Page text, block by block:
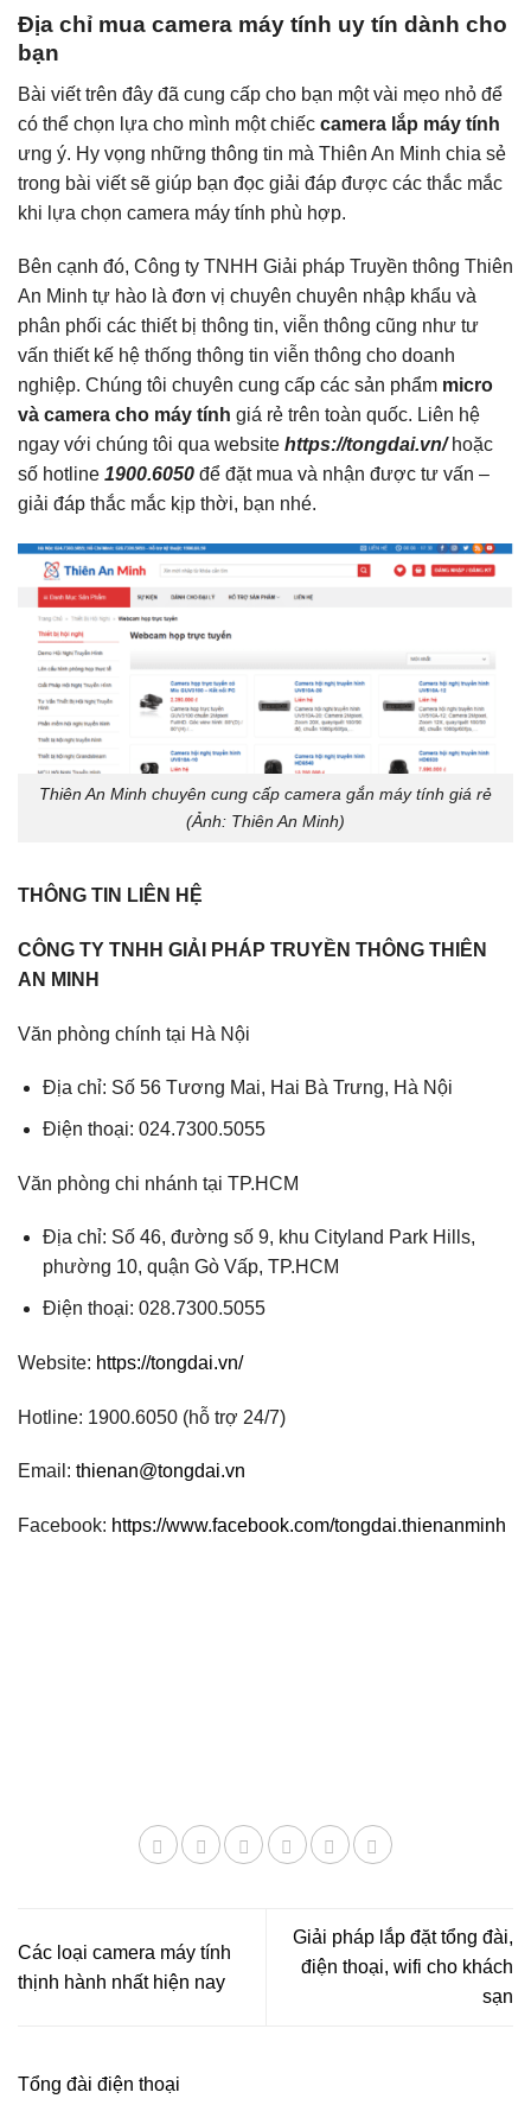
Tổng đài điện thoại
Địa chỉ mua camera máy tính uy tín dành cho
bạn
Bài viết trên đây đã cung cấp cho bạn một vài mẹo nhỏ để
có thể chọn lựa cho mình một chiếc camera lắp máy tính
ưng ý. Hy vọng những thông tin mà Thiên An Minh chia sẻ
trong bài viết sẽ giúp bạn đọc giải đáp được các thắc mắc
khi lựa chọn camera máy tính phù hợp.
Bên cạnh đó, Công ty TNHH Giải pháp Truyền thông Thiên
An Minh tự hào là đơn vị chuyên chuyên nhập khẩu và
phân phối các thiết bị thông tin, viễn thông cũng như tư
vấn thiết kế hệ thống thông tin viễn thông cho doanh
nghiệp. Chúng tôi chuyên cung cấp các sản phẩm micro
và camera cho máy tính giá rẻ trên toàn quốc. Liên hệ
ngay với chúng tôi qua website https://tongdai.vn/hoặc
số hotline 1900.6050 để đặt mua và nhận được tư vấn –
giải đáp thắc mắc kịp thời, bạn nhé.
Thiên An Minh chuyên cung cấp camera gắn máy tính giá rẻ
(Ảnh: Thiên An Minh)
THÔNG TIN LIÊN HỆ
CÔNG TY TNHH GIẢI PHÁP TRUYỀN THÔNG THIÊN
AN MINH
Văn phòng chính tại Hà Nội
Địa chỉ: Số 56 Tương Mai, Hai Bà Trưng, Hà Nội
Điện thoại: 024.7300.5055
Văn phòng chi nhánh tại TP.HCM
Địa chỉ: Số 46, đường số 9, khu Cityland Park Hills,
phường 10, quận Gò Vấp, TP.HCM
Điện thoại: 028.7300.5055
Website: https://tongdai.vn/
Hotline: 1900.6050 (hỗ trợ 24/7)
Email: thienan@tongdai.vn
Facebook: https://www.facebook.com/tongdai.thienanminh
Các loại camera máy tính
thịnh hành nhất hiện nay
Giải pháp lắp đặt tổng đài,
điện thoại, wifi cho khách
sạn